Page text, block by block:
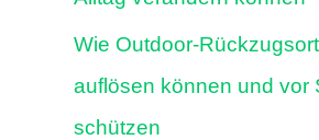
Wie Outdoor-
auflösen können und vor
schützen